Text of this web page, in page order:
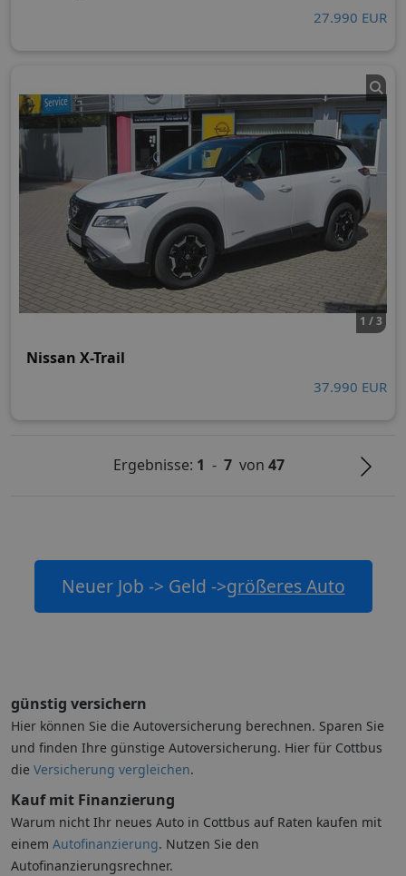
27.990 EUR
1 / 3
Nissan X-Trail
37.990 EUR
Ergebnisse: 1 -7 von47
Neuer Job -> Geld ->größeres Auto
günstig versichern
Hier können Sie die Autoversicherung berechnen. Sparen Sie
und finden Ihre günstige Autoversicherung. Hier für Cottbus
die Versicherung vergleichen.
Kauf mit Finanzierung
Warum nicht Ihr neues Auto in Cottbus auf Raten kaufen mit
einem Autofinanzierung. Nutzen Sie den
Autofinanzierungsrechner.